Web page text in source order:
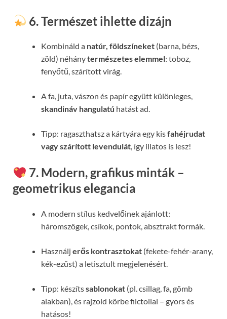
6. Természet ihlette dizájn
Kombináld a natúr, földszíneket (barna, bézs,
zöld) néhánytermészetes elemmel: toboz,
fenyőtű, szárított virág.
A fa, juta, vászon és papír együtt különleges,
skandináv hangulatú hatást ad.
Tipp: ragaszthatsz a kártyára egy kisfahéjrudat
vagy szárított levendulát, így illatos is lesz!
7. Modern, grafikus minták –
geometrikus elegancia
A modern stílus kedvelőinek ajánlott:
háromszögek, csíkok, pontok, absztrakt formák.
Használj erős kontrasztokat (fekete-fehér-arany,
kék-ezüst) a letisztult megjelenésért.
Tipp: készítssablonokat (pl. csillag, fa, gömb
alakban), és rajzold körbe filctollal – gyors és
hatásos!